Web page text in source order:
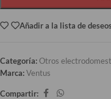
Añadir a la lista de deseos
Categoría:Otros
Marca:Ventus
Compartir: